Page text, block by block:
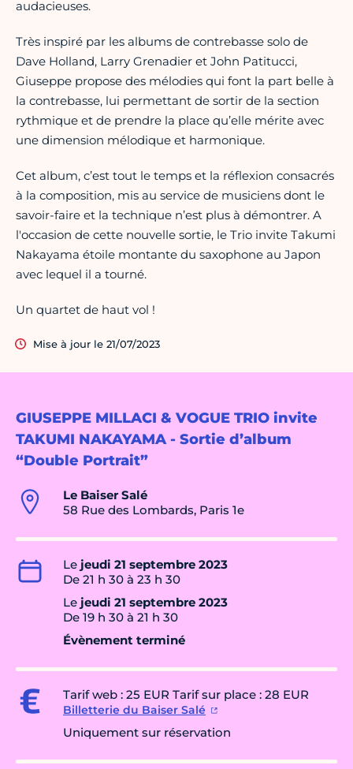
GIUSEPPE MILLACI & VOGUE TRIO invite
TAKUMI NAKAYAMA - Sortie d’album
“Double Portrait”
Le Baiser Salé
58 Rue des Lombards, Paris 1e
Le jeudi 21 septembre 2023
De 21 h 30 à 23 h 30
Le jeudi 21 septembre 2023
De 19 h 30 à 21 h 30
Évènement terminé
Tarif web : 25 EUR Tarif sur place : 28 EUR
Billetterie du Baiser Salé
Uniquement sur réservation
audacieuses.
Très inspiré par les albums de contrebasse solo de
Dave Holland, Larry Grenadier et John Patitucci,
Giuseppe propose des mélodies qui font la part belle à
la contrebasse, lui permettant de sortir de la section
rythmique et de prendre la place qu’elle mérite avec
une dimension mélodique et harmonique.
Cet album, c’est tout le temps et la réflexion consacrés
à la composition, mis au service de musiciens dont le
savoir-faire et la technique n’est plus à démontrer. A
l'occasion de cette nouvelle sortie, le Trio invite Takumi
Nakayama étoile montante du saxophone au Japon
avec lequel il a tourné.
Un quartet de haut vol !
Mise à jour le 21/07/2023